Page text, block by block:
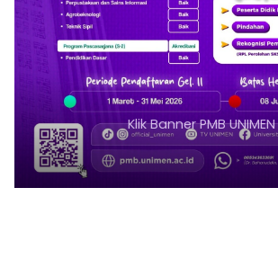
Klik Banner PMB UNIMEN